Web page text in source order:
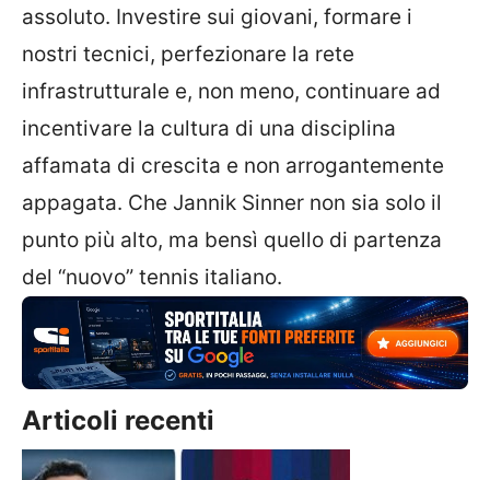
assoluto. Investire sui giovani, formare i
nostri tecnici, perfezionare la rete
infrastrutturale e, non meno, continuare ad
incentivare la cultura di una disciplina
affamata di crescita e non arrogantemente
appagata. Che Jannik Sinner non sia solo il
punto più alto, ma bensì quello di partenza
del “nuovo” tennis italiano.
Articoli recenti